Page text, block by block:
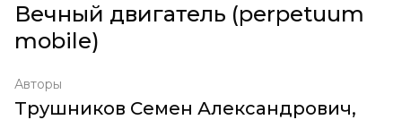
Вечный двигатель (perpetuum
mobile)
Авторы
Трушников Семен Александрович,